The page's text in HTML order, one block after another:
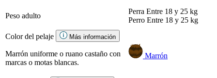
Peso adulto
Perra Entre 18 y 25 kg
Perro Entre 18 y 25 kg
Color del pelaje
Más información
Marrón uniforme o ruano castaño con
marcas o motas blancas.
Marrón